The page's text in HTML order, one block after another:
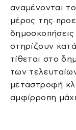
αναμένονται
μέρος της
δημοσκοπήσεις
στηρίζουν
τίθεται στο
των
μεταστροφή
αμφίρροπη